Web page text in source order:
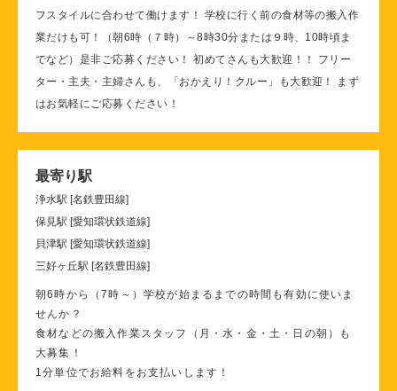
フスタイルに合わせて働けます！ 学校に行く前の食材等の搬入作
業だけも可！（朝6時（７時）～8時30分または９時、10時頃ま
でなど）是非ご応募ください！ 初めてさんも大歓迎！！ フリー
ター・主夫・主婦さんも、「おかえり！クルー」も大歓迎！ まず
はお気軽にご応募ください！
最寄り駅
浄水駅 [名鉄豊田線]
保見駅 [愛知環状鉄道線]
貝津駅 [愛知環状鉄道線]
三好ヶ丘駅 [名鉄豊田線]
朝6時から（7時～）学校が始まるまでの時間も有効に使いま
せんか？
食材などの搬入作業スタッフ（月・水・金・土・日の朝）も
大募集！
1分単位でお給料をお支払いします！